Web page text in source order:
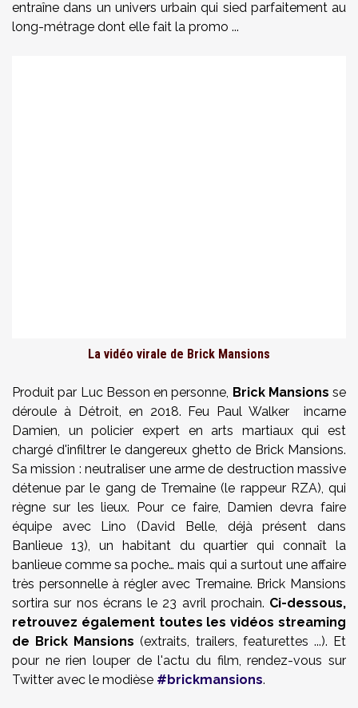
entraîne dans un univers urbain qui sied parfaitement au
long-métrage dont elle fait la promo ...
La vidéo virale de Brick Mansions
Produit par Luc Besson en personne, Brick Mansions se
déroule à Détroit, en 2018. Feu Paul Walker incarne
Damien, un policier expert en arts martiaux qui est
chargé d'infiltrer le dangereux ghetto de Brick Mansions.
Sa mission : neutraliser une arme de destruction massive
détenue par le gang de Tremaine (le rappeur RZA), qui
règne sur les lieux. Pour ce faire, Damien devra faire
équipe avec Lino (David Belle, déjà présent dans
Banlieue 13), un habitant du quartier qui connaît la
banlieue comme sa poche… mais qui a surtout une affaire
très personnelle à régler avec Tremaine. Brick Mansions
sortira sur nos écrans le 23 avril prochain. Ci-dessous,
retrouvez également toutes les vidéos streaming
de Brick Mansions (extraits, trailers, featurettes ...). Et
pour ne rien louper de l'actu du film, rendez-vous sur
Twitter avec le modièse #brickmansions.